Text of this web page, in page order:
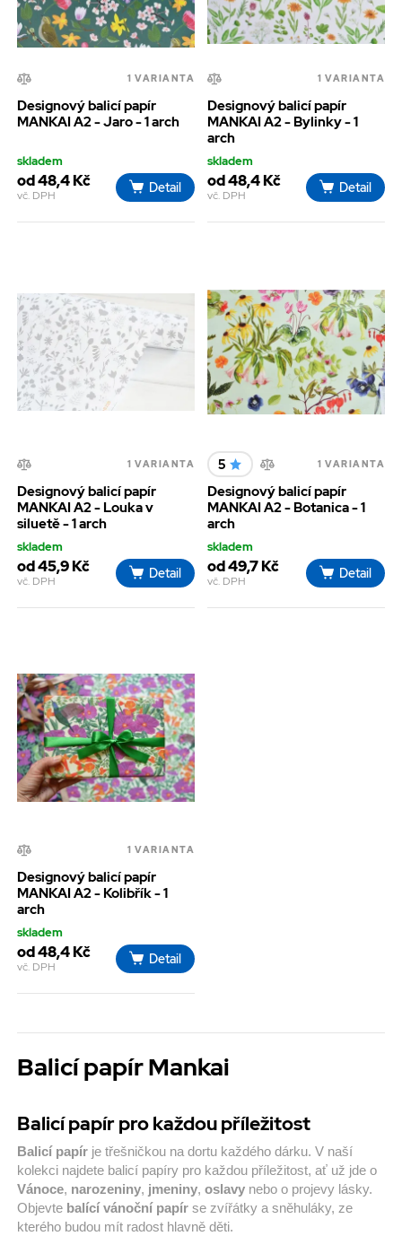
1 VARIANTA
Designový balicí papír
MANKAI A2 - Jaro - 1 arch
skladem
od 48,4 Kč
vč. DPH
Detail
1 VARIANTA
Designový balicí papír
MANKAI A2 - Bylinky - 1
arch
skladem
od 48,4 Kč
vč. DPH
Detail
1 VARIANTA
Designový balicí papír
MANKAI A2 - Louka v
siluetě - 1 arch
skladem
od 45,9 Kč
vč. DPH
Detail
5 1 VARIANTA
Designový balicí papír
MANKAI A2 - Botanica - 1
arch
skladem
od 49,7 Kč
vč. DPH
Detail
1 VARIANTA
Designový balicí papír
MANKAI A2 - Kolibřík - 1
arch
skladem
od 48,4 Kč
vč. DPH
Detail
Balicí papír Mankai
Balicí papír pro každou příležitost
Balicí papír je třešničkou na dortu každého dárku. V naší
kolekci najdete balicí papíry pro každou příležitost, ať už jde o
Vánoce, narozeniny, jmeniny, oslavy nebo o projevy lásky.
Objevte balící vánoční papír se zvířátky a sněhuláky, ze
kterého budou mít radost hlavně děti.